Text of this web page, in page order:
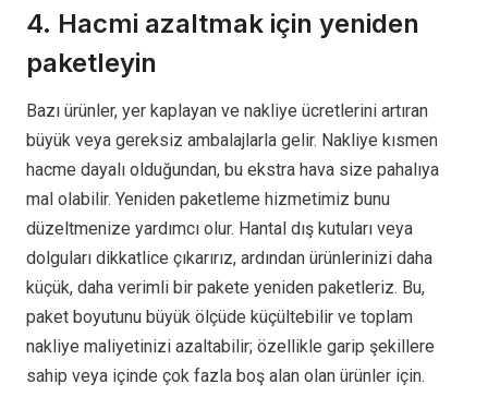
4. Hacmi azaltmak için yeniden
paketleyin
Bazı ürünler, yer kaplayan ve nakliye ücretlerini artıran
büyük veya gereksiz ambalajlarla gelir. Nakliye kısmen
hacme dayalı olduğundan, bu ekstra hava size pahalıya
mal olabilir. Yeniden paketleme hizmetimiz bunu
düzeltmenize yardımcı olur. Hantal dış kutuları veya
dolguları dikkatlice çıkarırız, ardından ürünlerinizi daha
küçük, daha verimli bir pakete yeniden paketleriz. Bu,
paket boyutunu büyük ölçüde küçültebilir ve toplam
nakliye maliyetinizi azaltabilir; özellikle garip şekillere
sahip veya içinde çok fazla boş alan olan ürünler için.